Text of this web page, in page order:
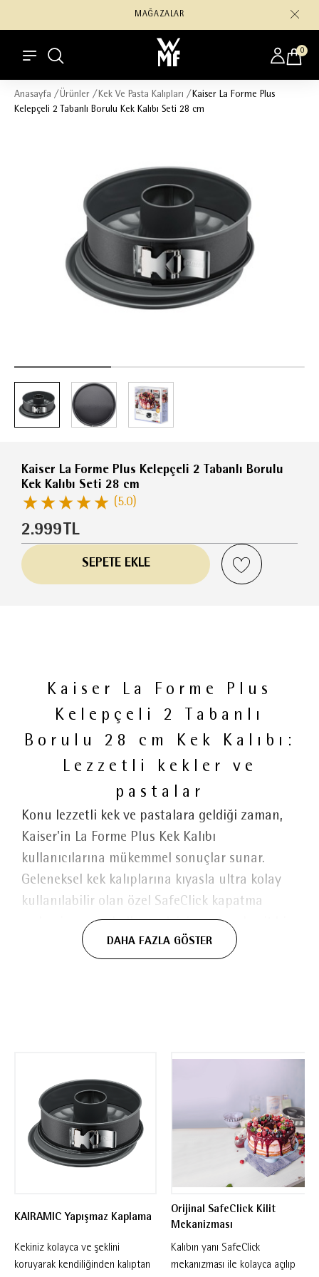
MAĞAZALAR
0
Anasayfa / Ürünler / Kek Ve Pasta Kalıpları / Kaiser La Forme Plus
Kelepçeli 2 Tabanlı Borulu Kek Kalıbı Seti 28 cm
Kaiser La Forme Plus Kelepçeli 2 Tabanlı Borulu
Kek Kalıbı Seti 28 cm
(5.0)
2.999 TL
SEPETE EKLE
Kaiser La Forme Plus
Kelepçeli 2 Tabanlı
Borulu 28 cm Kek Kalıbı:
Lezzetli kekler ve
pastalar
Konu lezzetli kek ve pastalara geldiği zaman,
Kaiser'in La Forme Plus Kek Kalıbı
kullanıcılarına mükemmel sonuçlar sunar.
Geleneksel kek kalıplarına kıyasla ultra kolay
kullanılabilir olan özel SafeClick kapatma
mekanizmasını kullanmak için sadece basit bir
hareketiniz yeterli. Halkayı kilidinden çıkarın ve
kesmeye ve servis yapmaya uygundur. Yüksek
kaliteli ürünler, düzenli işçilik ve mükemmel
fonksiyonalite ile Almanya'da üretilen bu ürün,
yıllar boyu kullanılabilecek şekilde dizayn
DAHA FAZLA GÖSTER
KAIRAMIC Yapışmaz Kaplama
Kekiniz kolayca ve şeklini
koruyarak kendiliğinden kalıptan
Orijinal SafeClick Kilit
Mekanizması
Kalıbın yanı SafeClick
mekanızması ile kolayca açılıp